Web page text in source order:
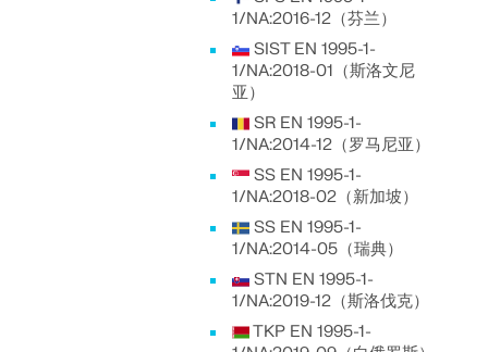
1/NA:2016-12（芬兰）
SIST EN 1995-1-
1/NA:2018-01（斯洛文尼
亚）
SR EN 1995-1-
1/NA:2014-12（罗马尼亚）
SS EN 1995-1-
1/NA:2018-02（新加坡）
SS EN 1995-1-
1/NA:2014-05（瑞典）
STN EN 1995-1-
1/NA:2019-12（斯洛伐克）
TKP EN 1995-1-